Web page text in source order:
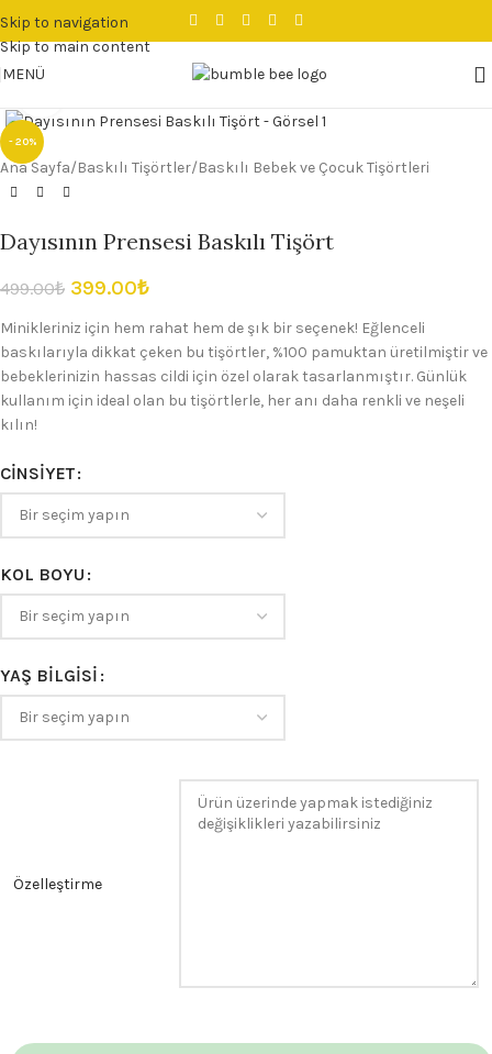
Skip to navigation
Skip to main content
MENÜ
- 20%
Ana Sayfa/Baskılı Tişörtler/Baskılı Bebek ve Çocuk Tişörtleri
Dayısının Prensesi Baskılı Tişört
499.00₺ 399.00₺
Minikleriniz için hem rahat hem de şık bir seçenek! Eğlenceli
baskılarıyla dikkat çeken bu tişörtler, %100 pamuktan üretilmiştir ve
bebeklerinizin hassas cildi için özel olarak tasarlanmıştır. Günlük
kullanım için ideal olan bu tişörtlerle, her anı daha renkli ve neşeli
kılın!
CINSIYET
KOL BOYU
YAŞ BILGISI
Özelleştirme